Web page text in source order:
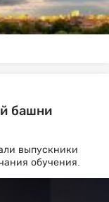
башни
выпускники
обучения.